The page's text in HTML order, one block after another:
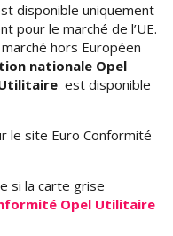
disponible uniquement
pour le marché de l’UE.
hors Européen
nationale Opel
est disponible
le site Euro Conformité
si la carte grise
Opel Utilitaire